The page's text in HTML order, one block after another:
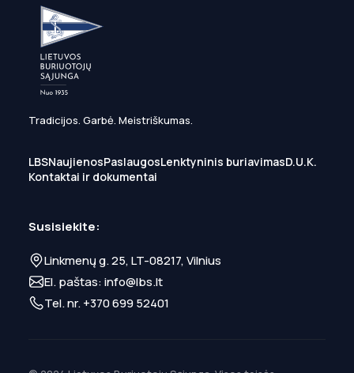
Tradicijos. Garbė. Meistriškumas.
LBSNaujienosPaslaugosLenktyninis buriavimasD.U.K.
Kontaktai ir dokumentai
Susisiekite:
Linkmenų g. 25, LT-08217, Vilnius
El. paštas:info@lbs.lt
Tel. nr.+370 699 52401